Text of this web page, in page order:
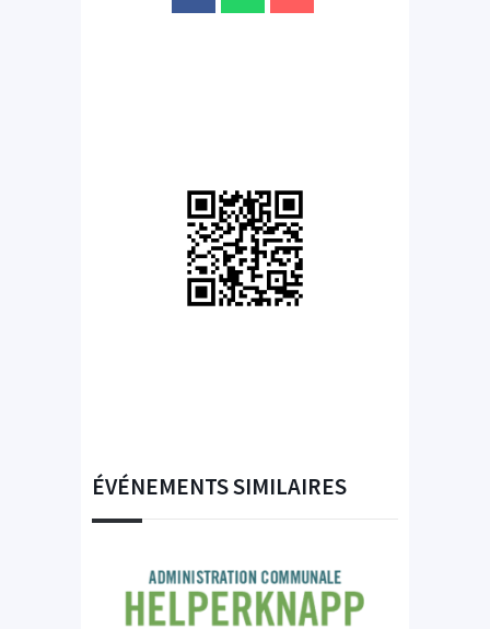
ÉVÉNEMENTS SIMILAIRES